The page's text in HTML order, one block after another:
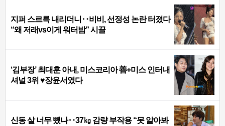
지퍼 스르륵 내리더니‥비비, 선정성 논란 터졌다
“왜 저래vs이게 워터밤” 시끌
‘김부장’ 최대훈 아내, 미스코리아 善+미스 인터내
셔널 3위 ♥장윤서였다
신동 살 너무 뺐나‥37㎏ 감량 부작용 “못 알아봐